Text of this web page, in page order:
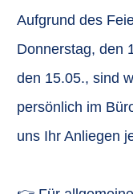
Aufgrund des
Donnerstag, den
den 15.05., sind
persönlich im
uns Ihr Anliegen